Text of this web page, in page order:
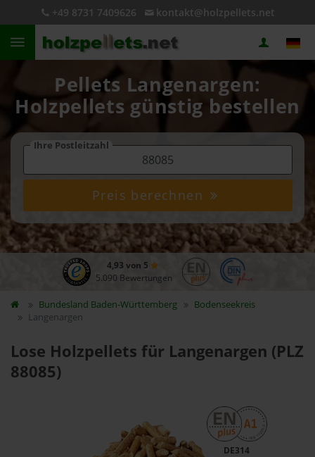
+49 8731 7409626 kontakt@holzpellets.net
Pellets Langenargen:
Holzpellets günstig bestellen
Ihre Postleitzahl
Preis berechnen
4,93 von 5
5.090 Bewertungen
Bundesland Baden-Württemberg
Bodenseekreis
Langenargen
Lose Holzpellets für Langenargen (PLZ
88085)
DE314